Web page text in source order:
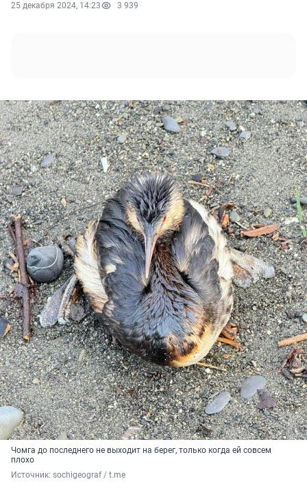
25 декабря 2024, 14:23 3 939
Чомга до последнего не выходит на берег, только когда ей совсем
плохо
Источник: sochigeograf / t.me